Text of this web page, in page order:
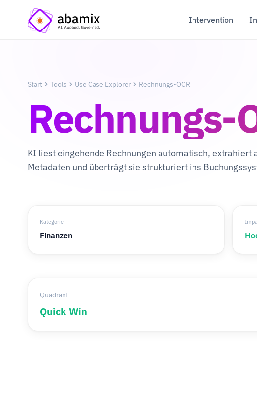
Intervention
Start Tools Use Case Explorer Rechnungs-OCR
Rechnungs-
KI liest eingehende Rechnungen automatisch, extrahiert
Metadaten und überträgt sie strukturiert ins
Kategorie
Finanzen
Quadrant
Quick Win